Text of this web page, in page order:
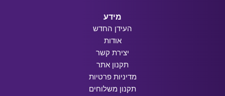
מידע
העידן החדש
אודות
יצירת קשר
תקנון אתר
מדיניות פרטיות
תקנון משלוחים